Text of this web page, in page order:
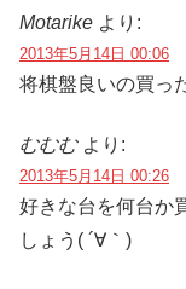
Motarike より:
2013年5月14日 00:06
将棋盤良いの買っ
むむむ より:
2013年5月14日 00:26
好きな台を何台か
しょう( ´∀｀)